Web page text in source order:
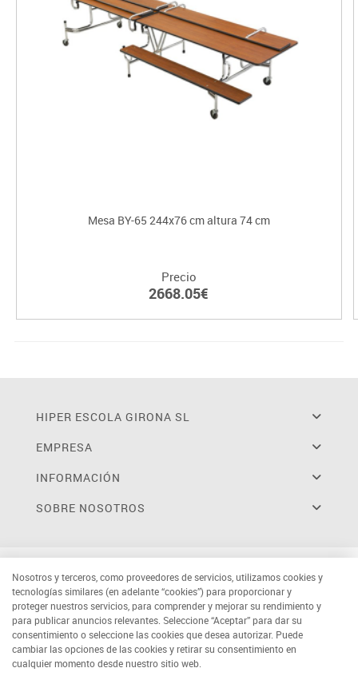
Mesa BY-65 244x76 cm altura 74 cm
Precio
2668.05€
HIPER ESCOLA GIRONA SL
EMPRESA
INFORMACIÓN
SOBRE NOSOTROS
Nosotros y terceros, como proveedores de servicios, utilizamos cookies y
tecnologías similares (en adelante “cookies”) para proporcionar y
proteger nuestros servicios, para comprender y mejorar su rendimiento y
para publicar anuncios relevantes. Seleccione “Aceptar” para dar su
consentimiento o seleccione las cookies que desea autorizar. Puede
cambiar las opciones de las cookies y retirar su consentimiento en
cualquier momento desde nuestro sitio web.